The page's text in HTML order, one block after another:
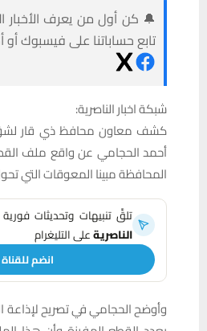
🔔 كن أول من يعرف الأخبار
تابع حساباتنا على فيسبوك
شبكة اخبار الناصرية:
كشف معاون محافظ ذي قار
أحمد الحجامي عن واقع ملف
المحافظة مبينا المعوقات التي
تلقَّ تنبيهات وتحديثات
الناصريةعلى التليغرام
انضم للقناة
وأوضح الحجامي في تصريح لإذاعة